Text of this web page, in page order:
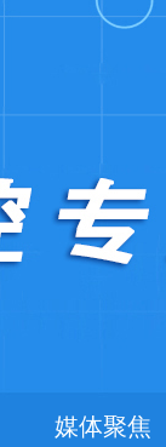
媒体聚焦